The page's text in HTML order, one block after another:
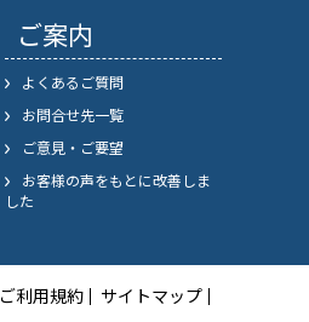
ご案内
よくあるご質問
お問合せ先一覧
ご意見・ご要望
お客様の声をもとに改善しま
した
ご利用規約 サイトマップ